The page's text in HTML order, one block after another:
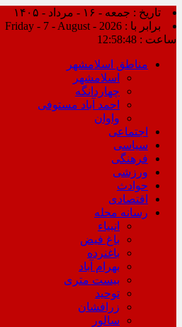
تاریخ : جمعه - ۱۶ - مرداد - ۱۴۰۵
برابر با : Friday - 7 - August - 2026
ساعت : 12:58:49
مناطق اسلامشهر
اسلامشهر
چهاردانگه
احمد آباد مستوفی
واوان
اجتماعی
سیاسی
فرهنگی
ورزشی
حوادث
اقتصادی
رسانه محله
انبیاء
باغ فیض
باغنرده
بهرام آباد
بیست متری
توحید
زرافشان
سالور